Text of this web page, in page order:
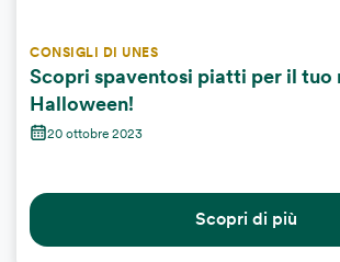
CONSIGLI DI UNES
Scopri spaventosi piatti per il tuo
Halloween!
20 ottobre 2023
Scopri di più